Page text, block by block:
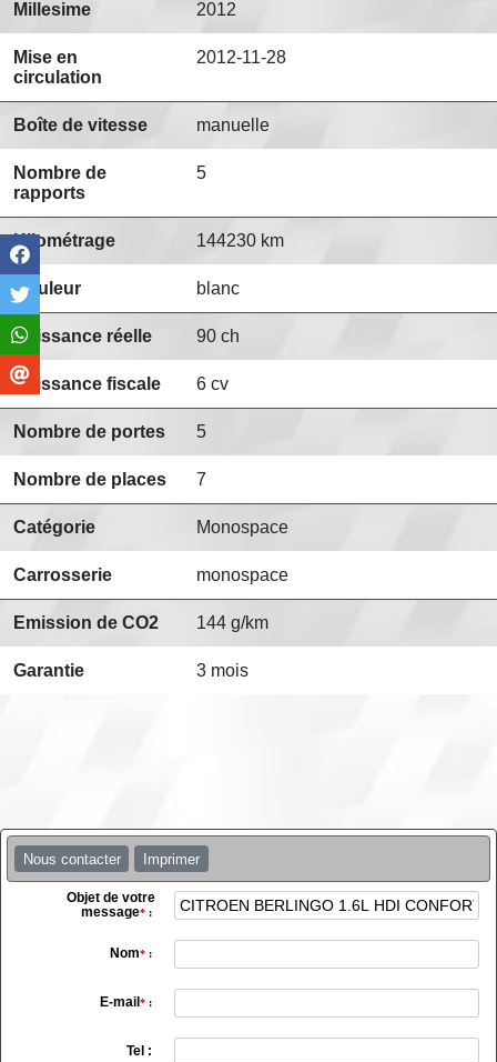
Millesime 2012
Mise en
circulation
2012-11-28
Boîte de vitesse manuelle
Nombre de
rapports
5
Kilométrage 144230 km
Couleur blanc
Puissance réelle 90 ch
Puissance fiscale 6 cv
Nombre de portes 5
Nombre de places 7
Catégorie Monospace
Carrosserie monospace
Emission de CO2 144 g/km
Garantie 3 mois
Nous contacter Imprimer
Objet de votre
message*:
Nom*:
E-mail *:
Tel :